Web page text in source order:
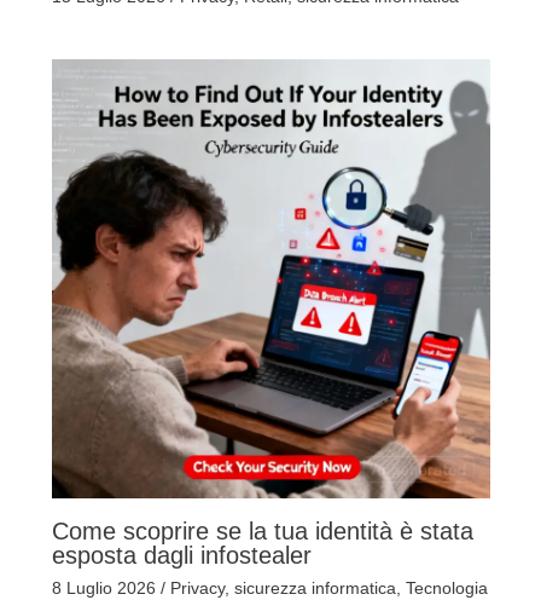
Come scoprire se la tua identità è stata
esposta dagli infostealer
8 Luglio 2026 / Privacy, sicurezza informatica Tecnologia